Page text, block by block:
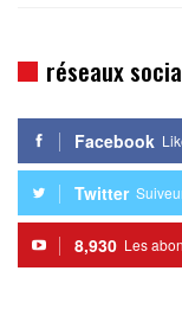
réseaux
Facebook
Twitter
8,930 Les